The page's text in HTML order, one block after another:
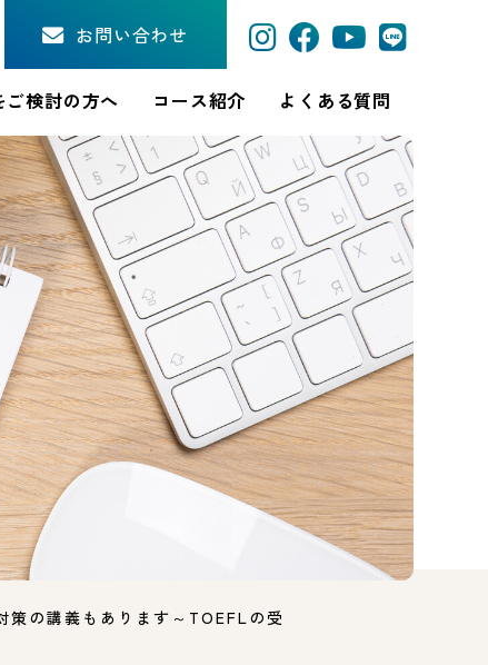
お問い合わせ
ご検討の方へ コース紹介 よくある質問
策の講義もあります～TOEFLの受